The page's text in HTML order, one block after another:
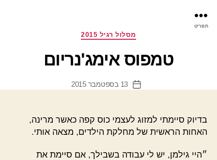
תפריט
קטגוריותמסלול רגיל 2015
טמפוס אימג'נריום
תאריך
13 בספטמבר 2015
בדיוק סיימתי למזוג לעצמי כוס קפה כאשר מרינה,
האחות הראשית של מחלקת הילדים, מצאה אותי.
״היי גילמן, יש לי עבודה בשבילך, אם סיימת את